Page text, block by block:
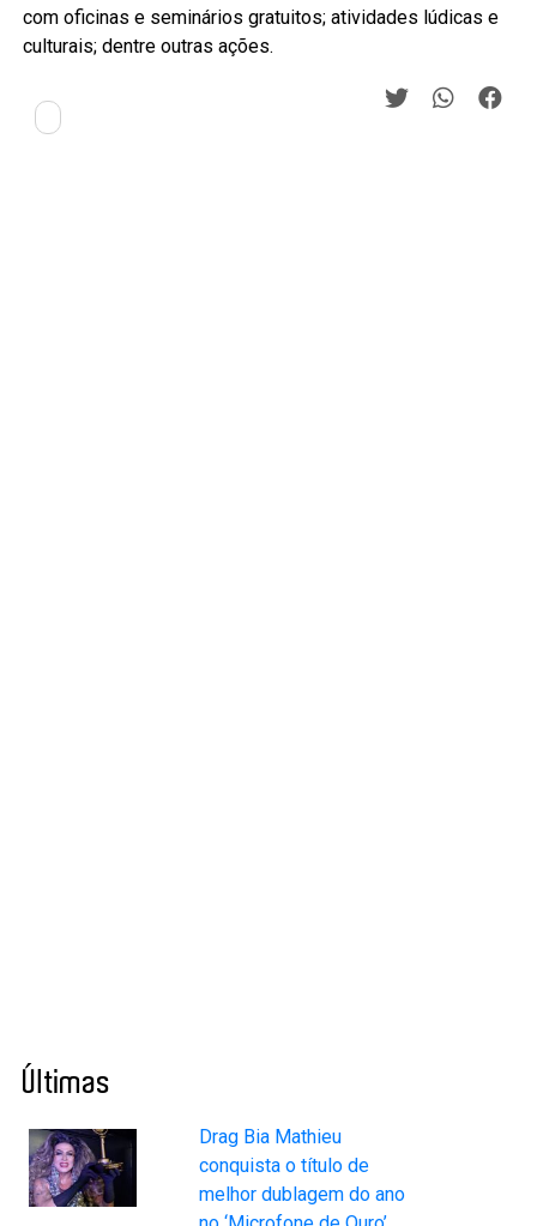
com oficinas e seminários gratuitos; atividades lúdicas e
culturais; dentre outras ações.
Últimas
Drag Bia Mathieu
conquista o título de
melhor dublagem do ano